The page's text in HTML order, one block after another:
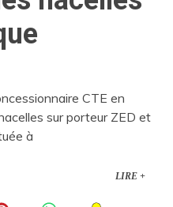
CTE en
sur porteur ZED et
à
LIRE +